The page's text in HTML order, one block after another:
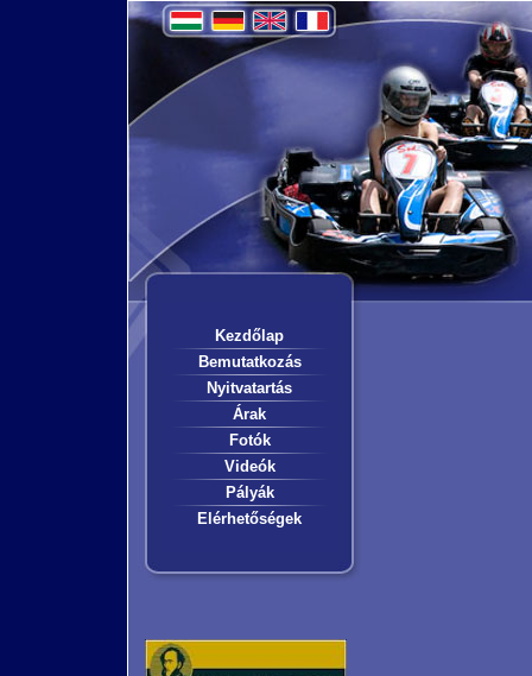
Kezdőlap
Bemutatkozás
Nyitvatartás
Árak
Fotók
Videók
Pályák
Elérhetőségek